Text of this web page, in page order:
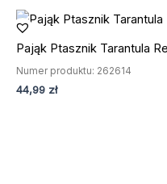
Pająk Ptasznik Tarantula
Numer produktu: 262614
44,99 zł